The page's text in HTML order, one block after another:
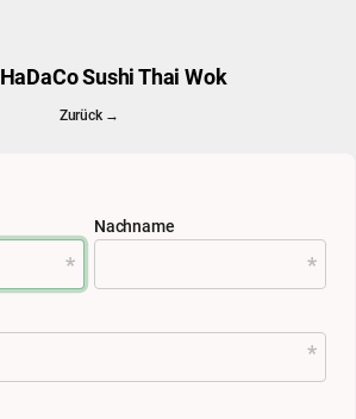
HaDaCo Sushi Thai Wok
Zurück →
Nachname